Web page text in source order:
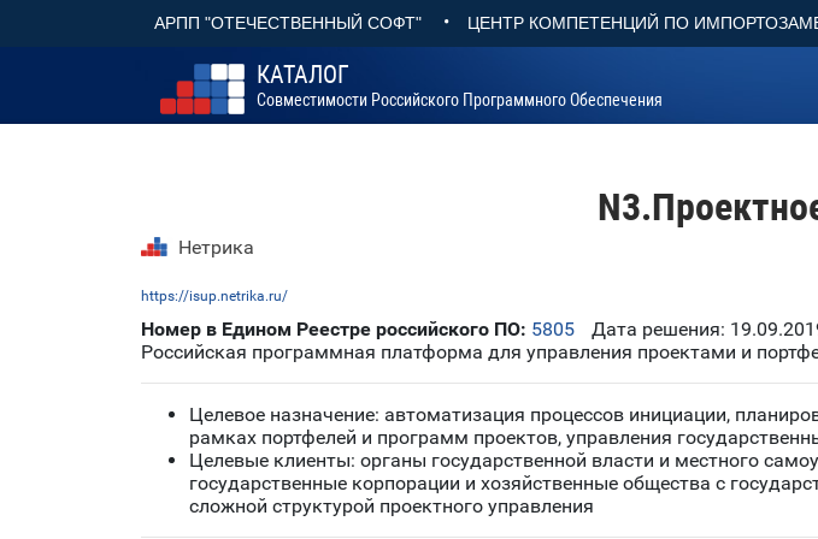
АРПП "ОТЕЧЕСТВЕННЫЙ СОФТ" • ЦЕНТР КОМПЕТЕНЦИЙ ПО
КАТАЛОГ
Совместимости Российского Программного Обеспечения
Нетрика
https://isup.netrika.ru/
Номер в Едином Реестре российского ПО: 5805 Дата решения:
Российская программная платформа для управления проектами и
Целевое назначение: автоматизация процессов инициации,
рамках портфелей и программ проектов, управления
Целевые клиенты: органы государственной власти и местного
государственные корпорации и хозяйственные общества с
сложной структурой проектного управления